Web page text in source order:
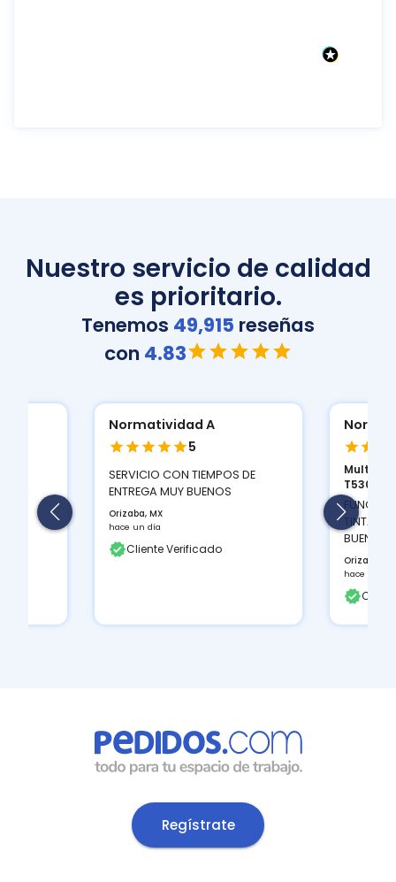
Nuestro servicio de calidad
es prioritario.
Tenemos 49,915 reseñas
con 4.83
Normatividad A
5
SERVICIO CON TIEMPOS DE
ENTREGA MUY BUENOS
Orizaba, MX
hace un día
Cliente Verificado
T530D...
TINTAS
BUEN
Orizaba,
hace un día
Regístrate